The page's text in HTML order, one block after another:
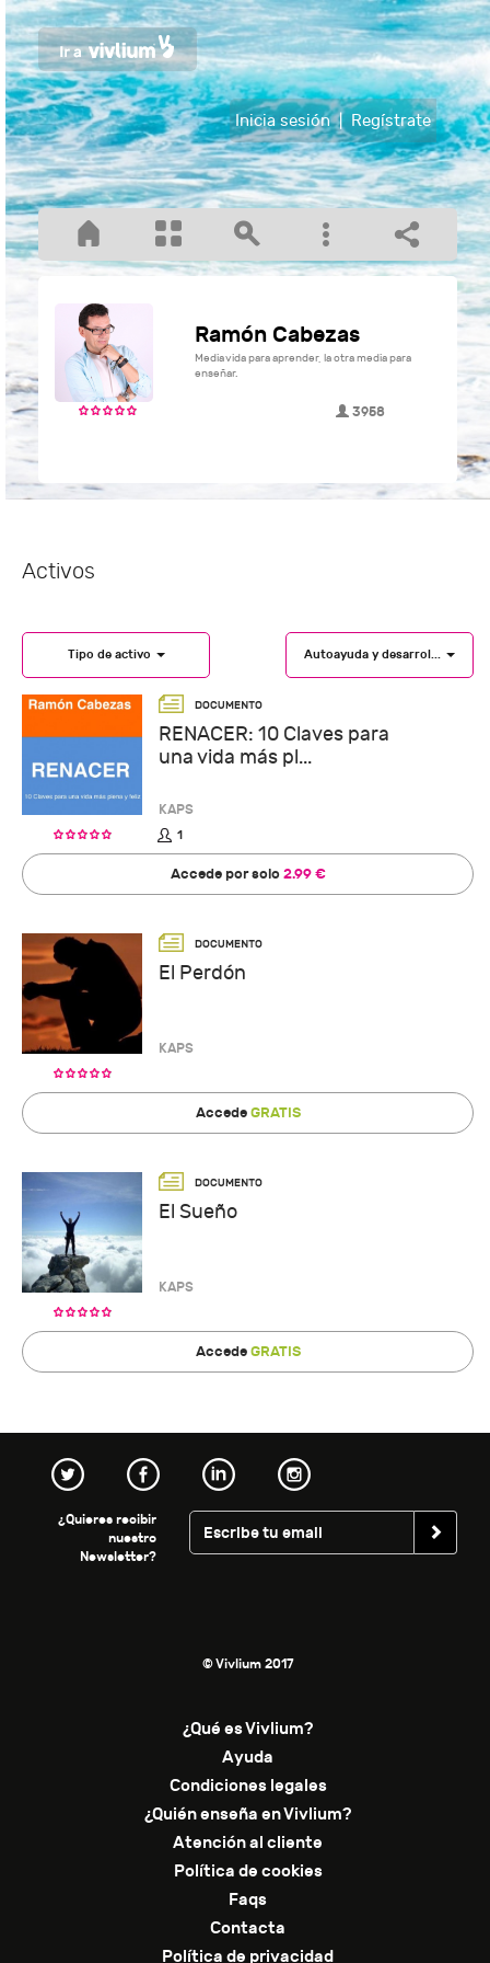
Inicia sesión | Regístrate
Ramón Cabezas
Media vida para aprender, la otra media para
enseñar.
3958
Activos
Tipo de activo Autoayuda y desarrol...
RENACER: 10 Claves para
una vida más pl...
KAPS
1
Accede por solo2.99 €
El Perdón
KAPS
AccedeGRATIS
El Sueño
KAPS
AccedeGRATIS
¿Quieres recibir
nuestro
Newsletter?
© Vivlium 2017
¿Qué es Vivlium?
Ayuda
Condiciones legales
¿Quién enseña en Vivlium?
Atención al cliente
Política de cookies
Faqs
Contacta
Política de privacidad